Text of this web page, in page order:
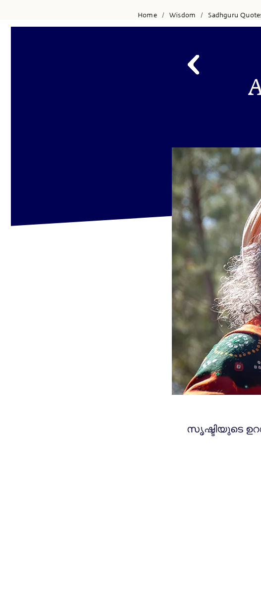
Home / Wisdom / Sadhguru
സൃഷ്ടിയുടെ